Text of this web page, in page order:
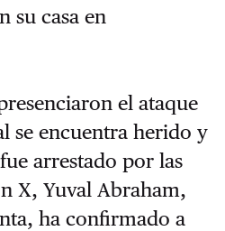
su casa en
el ataque
se encuentra herido y
arrestado por las
X, Yuval Abraham,
ha confirmado a